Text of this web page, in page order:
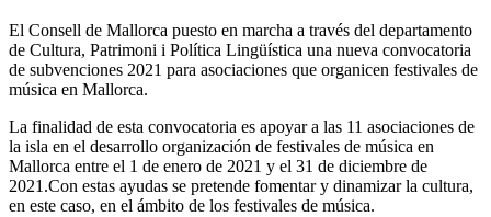
El Consell de Mallorca puesto en marcha a través del departamento
de Cultura, Patrimoni i Política Lingüística una nueva convocatoria
de subvenciones 2021 para asociaciones que organicen festivales de
música en Mallorca.
La finalidad de esta convocatoria es apoyar a las 11 asociaciones de
la isla en el desarrollo organización de festivales de música en
Mallorca entre el 1 de enero de 2021 y el 31 de diciembre de
2021.Con estas ayudas se pretende fomentar y dinamizar la cultura,
en este caso, en el ámbito de los festivales de música.